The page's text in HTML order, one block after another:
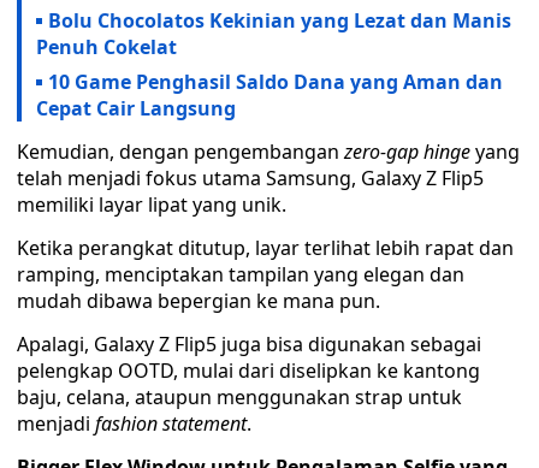
Bolu Chocolatos Kekinian yang Lezat dan Manis
Penuh Cokelat
10 Game Penghasil Saldo Dana yang Aman dan
Cepat Cair Langsung
Kemudian, dengan pengembanganzero-gap hingeyang
telah menjadi fokus utama Samsung, Galaxy Z Flip5
memiliki layar lipat yang unik.
Ketika perangkat ditutup, layar terlihat lebih rapat dan
ramping, menciptakan tampilan yang elegan dan
mudah dibawa bepergian ke mana pun.
Apalagi, Galaxy Z Flip5 juga bisa digunakan sebagai
pelengkap OOTD, mulai dari diselipkan ke kantong
baju, celana, ataupun menggunakan strap untuk
menjadi fashion statement.